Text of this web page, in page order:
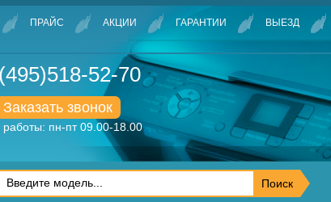
ПРАЙС АКЦИИ ГАРАНТИИ ВЫЕЗД
52-70
Заказать звонок
работы: пн-пт 09.00-18.00